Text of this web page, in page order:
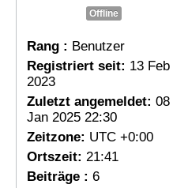
Offline
Rang : Benutzer
Registriert seit: 13 Feb
2023
Zuletzt angemeldet: 08
Jan 2025 22:30
Zeitzone: UTC +0:00
Ortszeit: 21:41
Beiträge : 6